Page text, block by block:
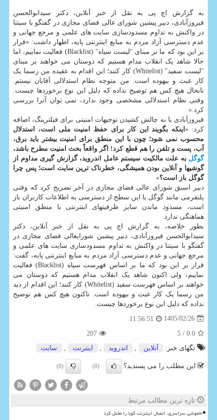
به گزارش اچ پی به نقل از خبر آنلاین، دکتر سیدابوالحسن
فیروزآبادی، دبیر پیشین شورای عالی فضای مجازی در گفتگو با سیتنا
در واکنش به تداوم مسدودسازی سایت های علمی و مرجع جهانی و
عدم دسترسی آزاد مردم به منابع اینترنتی پایه، اظهار داشت: «قرار
بر این بود که ما بر مبنای "لیست سیاه" (Blacklist) فعالیت نماییم، اما
حالا شاهد یک انقلاب مدام هستیم که دوستان می خواهند بر مبنای
"لیست سفید" (Whitelist) کار کنند؛ این اقدام به عقیده من رسما یک
کار عبث و بیهوده است. من متوجه نظام استدلالی آقایان نیستم.
تابحال هیچ کس هم توضیح نداده که دلیل این نوع برخوردها چیست.
وقتی نظام استدلالی مشخصی وجود ندارد، نمی توان آنرا بررسی
کرد.»
فیروزآبادی با به چالش کشیدن توجیهات امنیتی برای فیلترینگ، اضافه
کرد: «اینکه بگویند این کار برای حفظ امنیت ملی است، استدلال
محسوب نمی شود؛ چون با این منطق برای امنیت بیشتر باید برق،
آب، پست و تلفن را هم قطع کرد! اگر واقعاً بحث امنیت مطرح باشد،
گوگل به علت مالکیت سیستم عامل اندروید، گزارش گیری مداوم از
گوشیها و آنلاین بودن همیشگی، خطرناک ترین سایت است؛ پس چرا
گوگل باز است؟»
دبیر اسبق شورای عالی فضای مجازی در آخر تصریح کرد که وقتی
پلتفرمی مانند گوگل با این سطح از دسترسی به اطلاعات کاربران باز
است، مسدود ماندن سایر ظرفیتهای اینترنتی با منطق امنیتی
هماهنگی ندارد.
بطور خلاصه، به گزارش اچ پی به نقل از خبر آنلاین، دکتر
سیدابوالحسن فیروزآبادی، دبیر پیشین شورایعالی فضای مجازی در
گفتگو با سیتنا در واکنش به تداوم مسدودسازی سایت های علمی و
مرجع جهانی و عدم دسترسی آزاد مردم به منابع اینترنتی پایه، گفت:
قرار بر این بود که ما بر اساس فهرست سیاه (Blacklist) فعالیت
نماییم، ولی اکنون شاهد یک انقلاب مدام هستیم که دوستان می
خواهند بر اساس فهرست سفید (Whitelist) کار کنند؛ این اقدام از دید
من رسما یک کار عبث و بیهوده است. تاکنون هیچ کس هم توضیح
نداده که دلیل این نوع برخوردها چیست.
1405/02/26
11:56:51
0.0
/ 5
207
تگهای خبر:
آنلاین , اندروید , اینترنت , سایت
این مطلب را می پسندید؟ (0)
(0)
تازه ترین مطالب مرتبط
خاموشی سراسری، اتصال اینترنت کوبا را مختل کرد